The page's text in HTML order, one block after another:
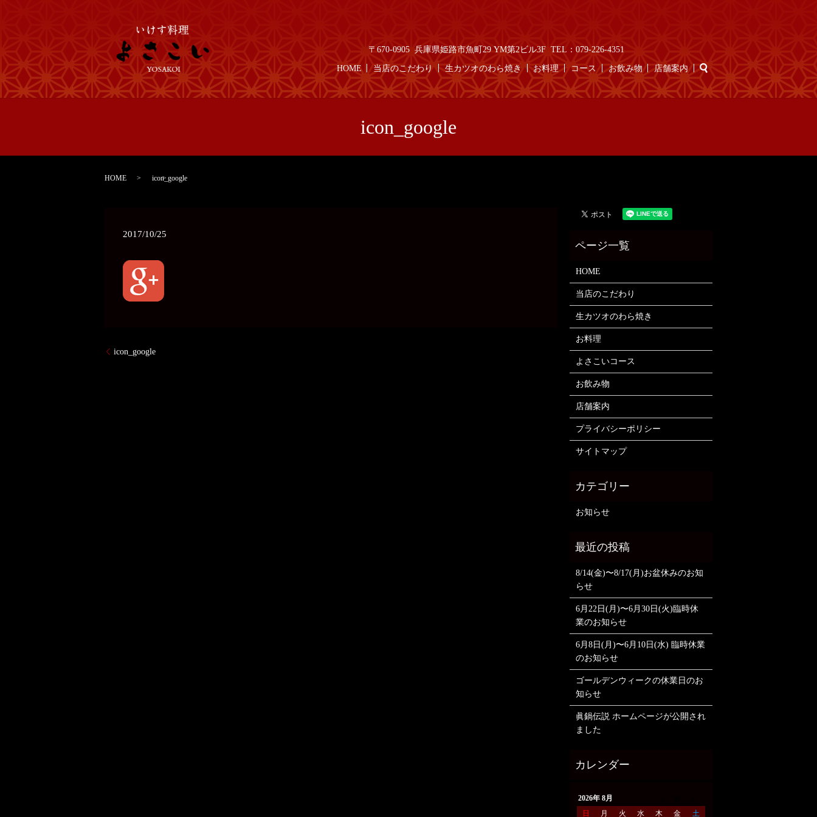
〒670-0905 兵庫県姫路市魚町29 YM第2ビル3F TEL：079-226-4351
HOME 当店のこだわり 生カツオのわら焼き お料理 コース お飲み物 店舗案内 search
icon_google
HOME icon_google
2017/10/25
icon_google
HOME
当店のこだわり
生カツオのわら焼き
お料理
よさこいコース
お飲み物
店舗案内
プライバシーポリシー
サイトマップ
お知らせ
8/14(金)〜8/17(月)お盆休みのお知
らせ
6月22日(月)〜6月30日(火)臨時休
業のお知らせ
6月8日(月)〜6月10日(水) 臨時休業
のお知らせ
ゴールデンウィークの休業日のお
知らせ
眞鍋伝説 ホームページが公開され
ました
2026年 8月
日
月 火 水 木 金 土